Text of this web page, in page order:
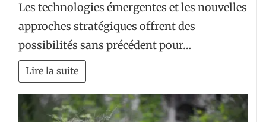
Les technologies émergentes et les nouvelles
approches stratégiques offrent des
possibilités sans précédent pour…
Lire la suite